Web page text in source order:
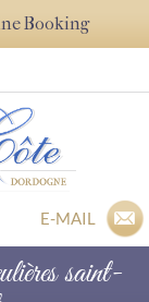
Booking
E-MAIL
saint-